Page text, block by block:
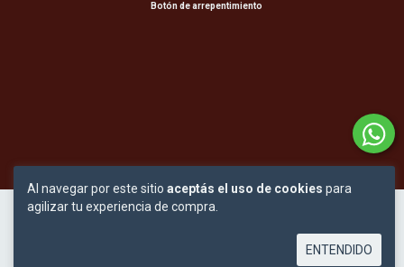
Al navegar por este sitio aceptás el uso de cookies para
agilizar tu experiencia de compra.
ENTENDIDO
Botón de arrepentimiento